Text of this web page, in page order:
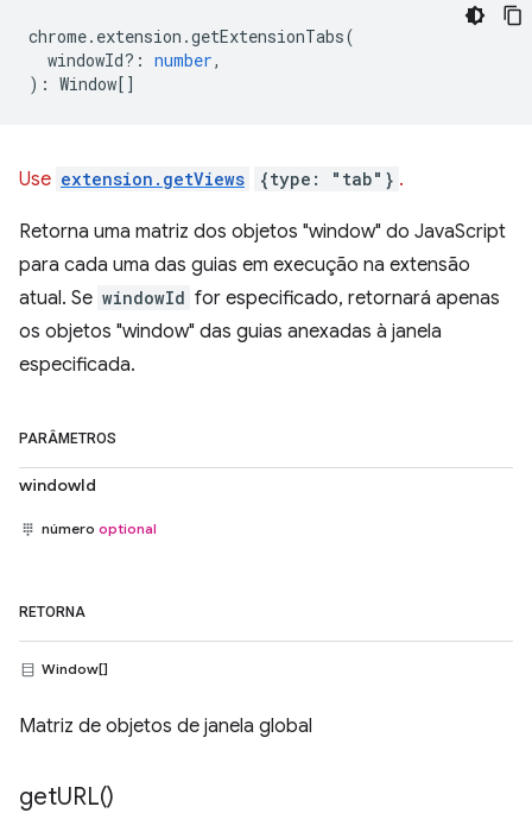
chrome. extension .getExtensionTabs(
windowId? : number,
) : Window[]
Use extension.getViews {type: "tab"} .
Retorna uma matriz dos objetos "window" do JavaScript
para cada uma das guias em execução na extensão
atual. Se windowId for especificado, retornará apenas
os objetos "window" das guias anexadas à janela
especificada.
PARÂMETROS
windowId
número optional
RETORNA
Window[]
Matriz de objetos de janela global
getURL()